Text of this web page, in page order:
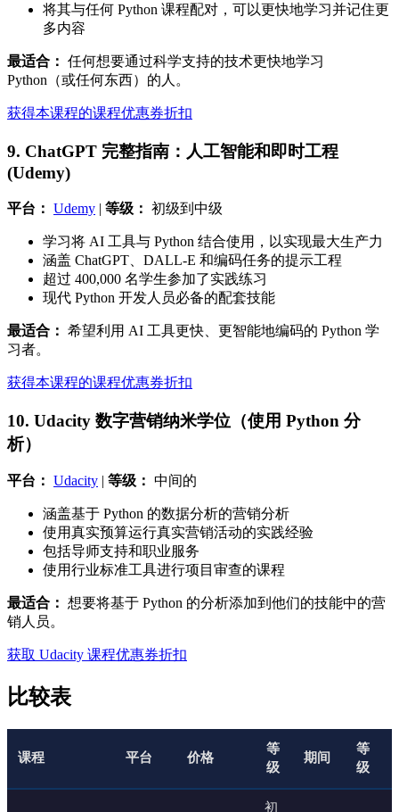
将其与任何 Python 课程配对，可以更快地学习并记住更
多内容
最适合： 任何想要通过科学支持的技术更快地学习
Python（或任何东西）的人。
获得本课程的课程优惠券折扣
9. ChatGPT 完整指南：人工智能和即时工程
(Udemy)
平台： Udemy | 等级： 初级到中级
学习将 AI 工具与 Python 结合使用，以实现最大生产力
涵盖 ChatGPT、DALL-E 和编码任务的提示工程
超过 400,000 名学生参加了实践练习
现代 Python 开发人员必备的配套技能
最适合： 希望利用 AI 工具更快、更智能地编码的 Python 学
习者。
获得本课程的课程优惠券折扣
10. Udacity 数字营销纳米学位（使用 Python 分
析）
平台： Udacity | 等级： 中间的
涵盖基于 Python 的数据分析的营销分析
使用真实预算运行真实营销活动的实践经验
包括导师支持和职业服务
使用行业标准工具进行项目审查的课程
最适合： 想要将基于 Python 的分析添加到他们的技能中的营
销人员。
获取 Udacity 课程优惠券折扣
比较表
课程 平台 价格
等
级
期间
等
级
初